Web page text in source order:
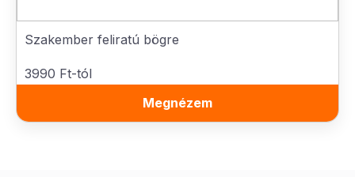
Szakember feliratú bögre
3990 Ft-tól
Megnézem